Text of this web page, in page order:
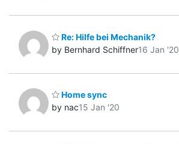
Re: Hilfe bei Mechanik?
by Bernhard Schiffner16 Jan '20
Home sync
by nac15 Jan '20